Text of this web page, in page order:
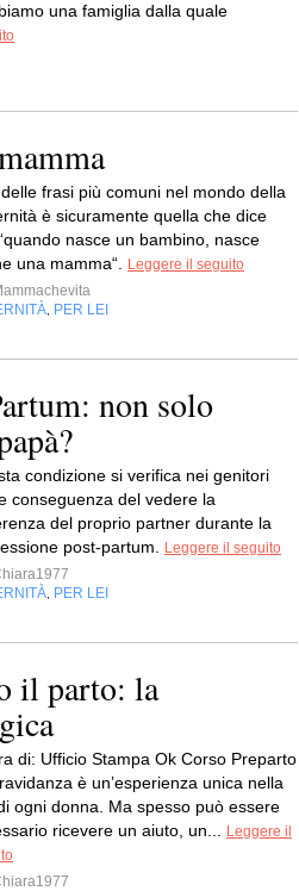
una famiglia dalla quale
frasi più comuni nel mondo della
è sicuramente quella che dice
nasce un bambino, nasce
una mamma“.
Leggere il seguito
PER LEI
non solo
condizione si verifica nei genitori
conseguenza del vedere la
del proprio partner durante la
post-partum.
Leggere il seguito
PER LEI
il parto: la
di: Ufficio Stampa Ok Corso Preparto
è un’esperienza unica nella
ogni donna. Ma spesso può essere
ricevere un aiuto, un...
Leggere il